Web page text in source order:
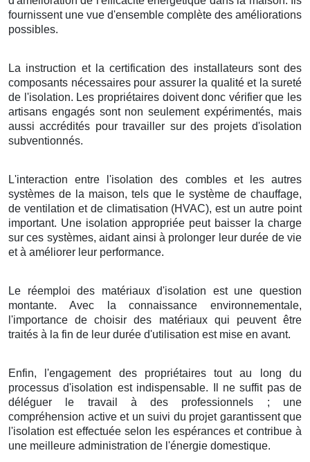
fournissent une vue d'ensemble complète des améliorations
possibles.
La instruction et la certification des installateurs sont des
composants nécessaires pour assurer la qualité et la sureté
de l'isolation. Les propriétaires doivent donc vérifier que les
artisans engagés sont non seulement expérimentés, mais
aussi accrédités pour travailler sur des projets d'isolation
subventionnés.
L'interaction entre l'isolation des combles et les autres
systèmes de la maison, tels que le système de chauffage,
de ventilation et de climatisation (HVAC), est un autre point
important. Une isolation appropriée peut baisser la charge
sur ces systèmes, aidant ainsi à prolonger leur durée de vie
et à améliorer leur performance.
Le réemploi des matériaux d'isolation est une question
montante. Avec la connaissance environnementale,
l'importance de choisir des matériaux qui peuvent être
traités à la fin de leur durée d'utilisation est mise en avant.
Enfin, l'engagement des propriétaires tout au long du
processus d'isolation est indispensable. Il ne suffit pas de
déléguer le travail à des professionnels ; une
compréhension active et un suivi du projet garantissent que
l'isolation est effectuée selon les espérances et contribue à
une meilleure administration de l'énergie domestique.